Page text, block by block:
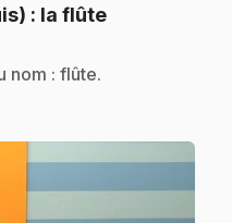
: la flûte.
nom : flûte.